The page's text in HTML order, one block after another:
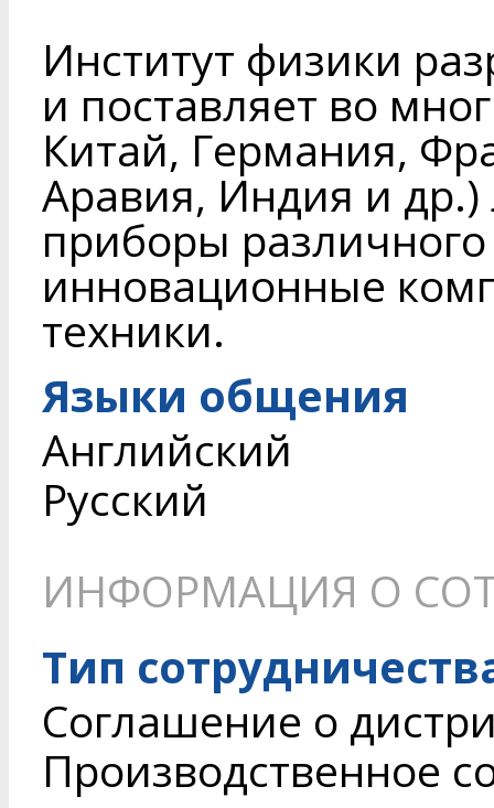
Институт физики
и поставляет во
Китай, Германия,
Аравия, Индия и
приборы
инновационные
техники.
Языки общения
Английский
Русский
ИНФОРМАЦИЯ О
Тип
Соглашение о
Производственное